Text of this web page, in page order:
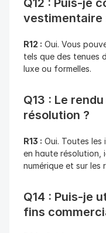
Q12 : Puis-je
vestimentaire
R12 : Oui. Vous
tels que des tenues
luxe ou formelles.
Q13 : Le
résolution ?
R13 : Oui. Toutes les
en haute résolution,
numérique et sur les
Q14 : Puis-je
fins